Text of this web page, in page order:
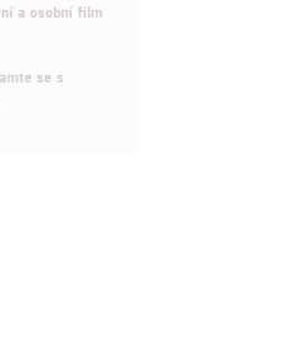
a osobní film
se s